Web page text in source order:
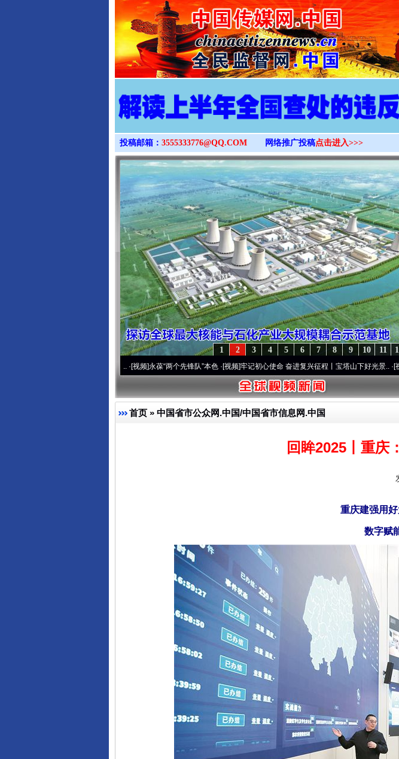
>
投稿邮箱： 3555333776@QQ.COM 网络推广投稿点击进入>>>
11
10
9
8
7
6
5
4
3
2
1
永葆“两个先锋队”本色·[视频]牢记初心使命 奋进复兴征程丨宝塔山下好光景..·[视频]因党而
首页 » 中国省市公众网.中国/中国省市信息网.中国
回眸2025丨重庆
重庆建强用
数字赋